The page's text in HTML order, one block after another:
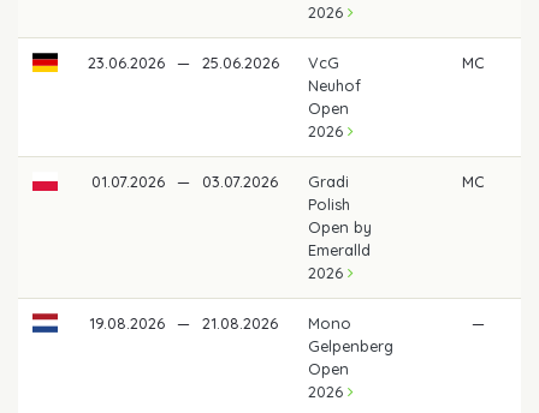
2026
23.06.2026 — 25.06.2026
VcG
Neuhof
Open
2026
MC
01.07.2026 — 03.07.2026
Gradi
Polish
Open by
Emeralld
2026
MC
19.08.2026 — 21.08.2026
Mono
Gelpenberg
Open
2026
—